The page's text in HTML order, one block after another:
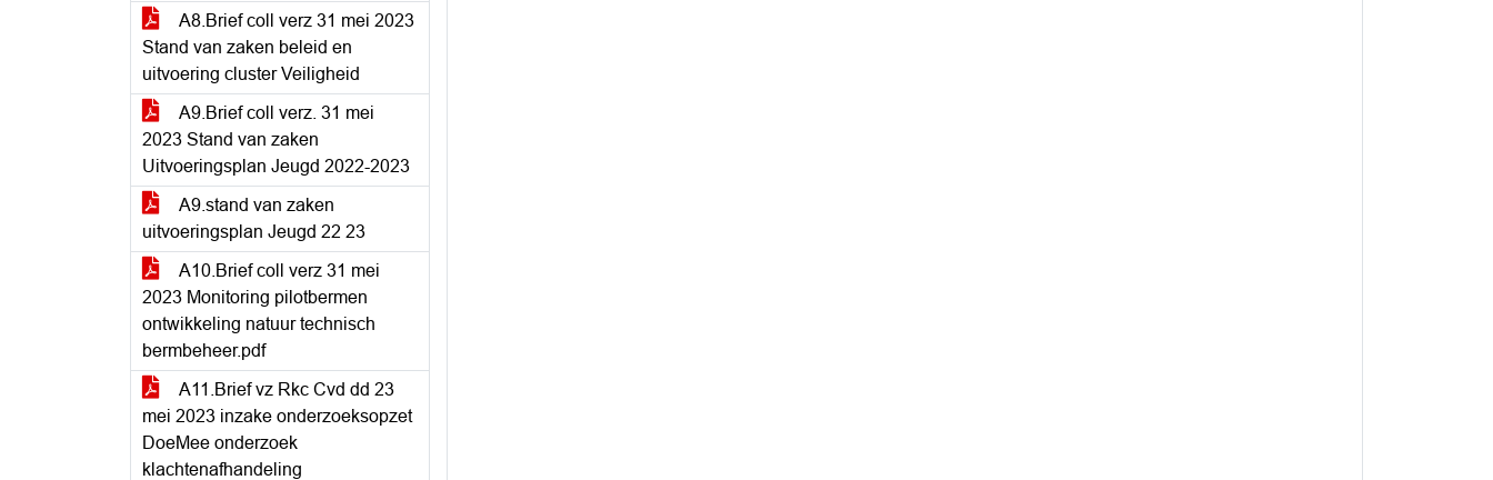
A8.Brief coll verz 31 mei 2023
Stand van zaken beleid en
uitvoering cluster Veiligheid
A9.Brief coll verz. 31 mei
2023 Stand van zaken
Uitvoeringsplan Jeugd 2022-2023
A9.stand van zaken
uitvoeringsplan Jeugd 22 23
A10.Brief coll verz 31 mei
2023 Monitoring pilotbermen
ontwikkeling natuur technisch
bermbeheer.pdf
A11.Brief vz Rkc Cvd dd 23
mei 2023 inzake onderzoeksopzet
DoeMee onderzoek
klachtenafhandeling